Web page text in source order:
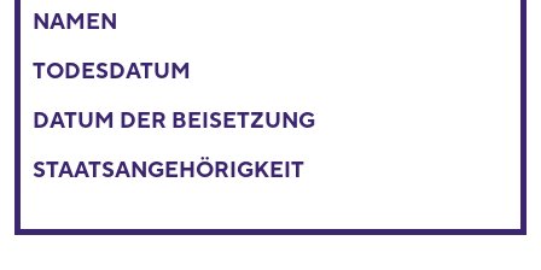
NAMEN
TODESDATUM
DATUM DER BEISETZUNG
STAATSANGEHÖRIGKEIT